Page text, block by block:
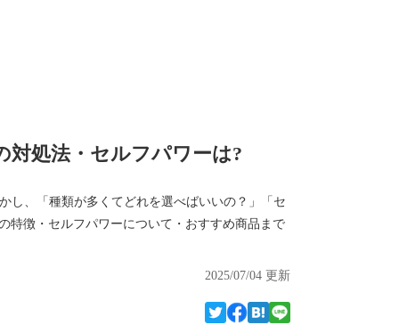
対処法・セルフパワーは?
し、「種類が多くてどれを選べばいいの？」「セ
特徴・セルフパワーについて・おすすめ商品まで
2025/07/04 更新